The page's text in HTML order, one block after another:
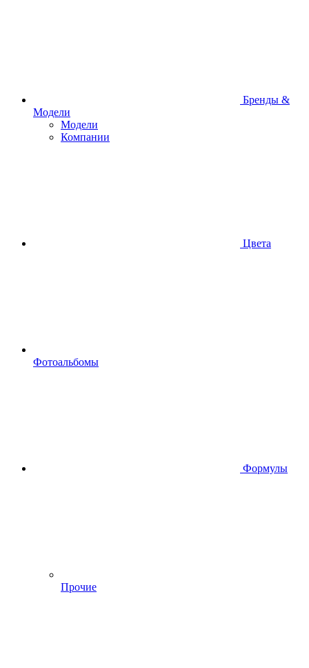
Бренды &
Модели
Модели
Компании
Цвета
Фотоальбомы
Формулы
Прочие